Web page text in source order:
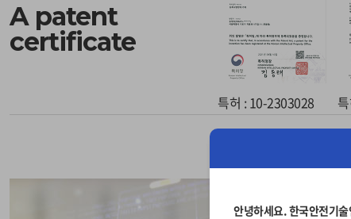
A patent
certificate
특허 : 10-2303028
안녕하세요. 한국안전기